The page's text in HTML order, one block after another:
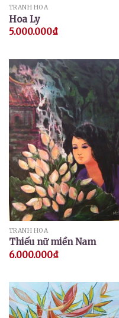
TRANH HOA
Hoa Ly
5.000.000₫
TRANH HOA
Thiếu nữ miền Nam
6.000.000₫